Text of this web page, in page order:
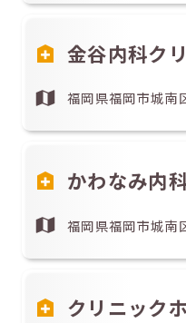
金谷内科ク
福岡県福岡市城
かわなみ内
福岡県福岡市城南
クリニック